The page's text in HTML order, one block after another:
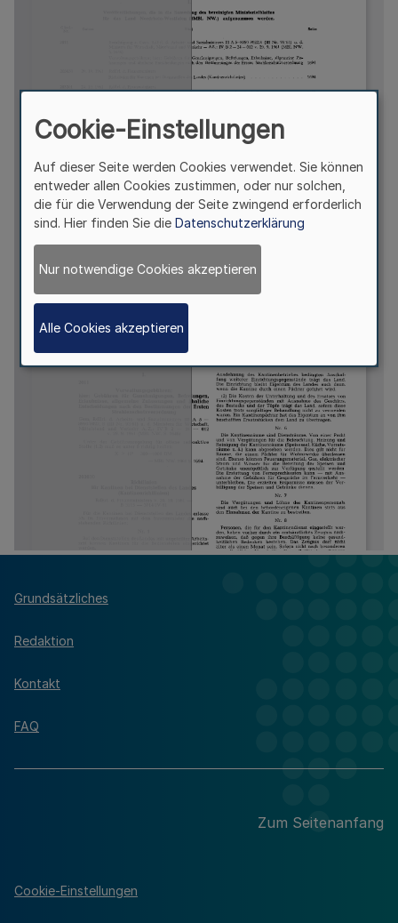
Grundsätzliches
Redaktion
Kontakt
FAQ
Zum Seitenanfang
Cookie-Einstellungen
Cookie-Einstellungen
Auf dieser Seite werden Cookies verwendet. Sie können
entweder allen Cookies zustimmen, oder nur solchen,
die für die Verwendung der Seite zwingend erforderlich
sind. Hier finden Sie die Datenschutzerklärung
Nur notwendige Cookies akzeptieren
Alle Cookies akzeptieren